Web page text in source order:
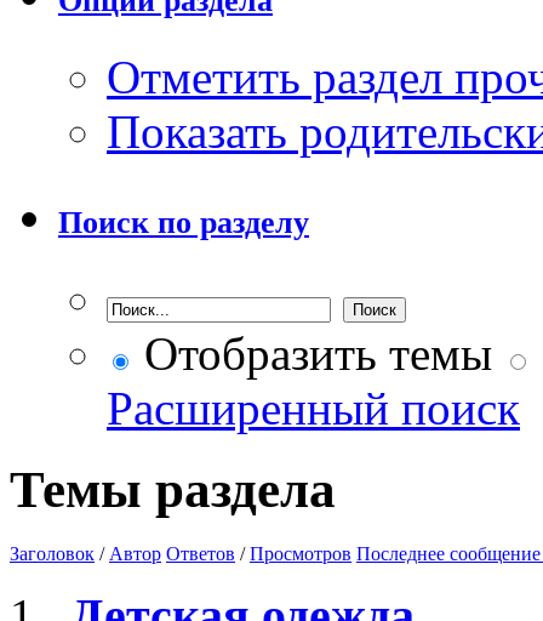
Отметить раздел
Показать
Поиск по разделу
Отобразить темы
Расширенный поиск
Темы раздела
Заголовок / Автор Ответов /Просмотров Последнее сообщение